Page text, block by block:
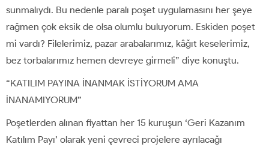
sunmalıydı. Bu nedenle paralı poşet uygulamasını her şeye
rağmen çok eksik de olsa olumlu buluyorum. Eskiden poşet
mi vardı? Filelerimiz, pazar arabalarımız, kâğıt keselerimiz,
bez torbalarımız hemen devreye girmeli” diye konuştu.
“KATILIM PAYINA İNANMAK İSTİYORUM AMA
İNANAMIYORUM”
Poşetlerden alınan fiyattan her 15 kuruşun ‘Geri Kazanım
Katılım Payı’ olarak yeni çevreci projelere ayrılacağı